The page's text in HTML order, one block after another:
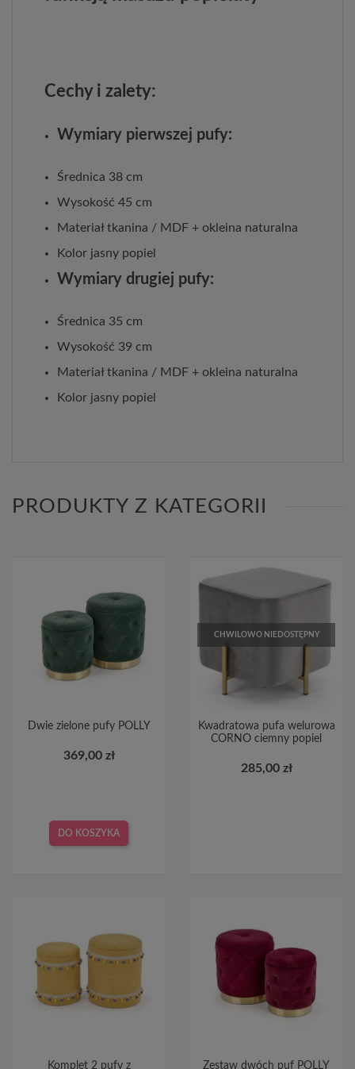
Cechy i zalety:
Wymiary pierwszej pufy:
Średnica 38 cm
Wysokość 45 cm
Materiał tkanina / MDF + okleina naturalna
Kolor jasny popiel
Wymiary drugiej pufy:
Średnica 35 cm
Wysokość 39 cm
Materiał tkanina / MDF + okleina naturalna
Kolor jasny popiel
PRODUKTY Z KATEGORII
Dwie zielone pufy POLLY
369,00 zł
DO KOSZYKA
CHWILOWO NIEDOSTĘPNY
Kwadratowa pufa welurowa
CORNO ciemny popiel
285,00 zł
Komplet 2 pufy z Zestaw dwóch puf POLLY